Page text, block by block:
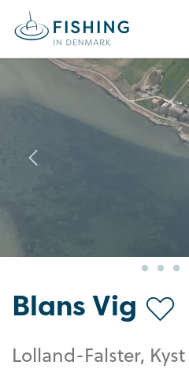
Previous
Blans Vig
Lolland-Falster, Kyst